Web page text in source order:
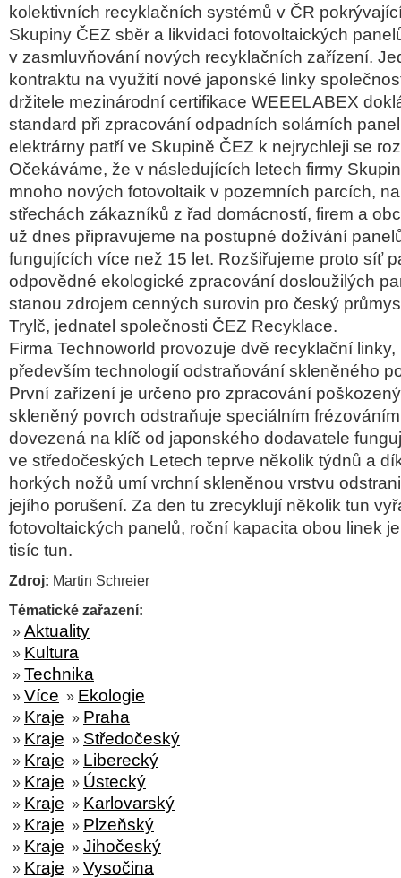
kolektivních recyklačních systémů v ČR
Skupiny ČEZ sběr a likvidaci fotovoltaických
v zasmluvňování nových recyklačních zařízení.
kontraktu na využití nové japonské linky
držitele mezinárodní certifikace WEEELABEX
standard při zpracování odpadních solárních
elektrárny patří ve Skupině ČEZ k nejrychleji se
Očekáváme, že v následujících letech firmy
mnoho nových fotovoltaik v pozemních parcích,
střechách zákazníků z řad domácností, firem a
už dnes připravujeme na postupné dožívání
fungujících více než 15 let. Rozšiřujeme proto síť
odpovědné ekologické zpracování dosloužilých
stanou zdrojem cenných surovin pro český
Trylč, jednatel společnosti ČEZ Recyklace.
Firma Technoworld provozuje dvě recyklační linky,
především technologií odstraňování skleněného
První zařízení je určeno pro zpracování
skleněný povrch odstraňuje speciálním
dovezená na klíč od japonského dodavatele
ve středočeských Letech teprve několik týdnů a
horkých nožů umí vrchní skleněnou vrstvu
jejího porušení. Za den tu zrecyklují několik tun
fotovoltaických panelů, roční kapacita obou linek
tisíc tun.
Zdroj: Martin Schreier
Tématické zařazení:
» Aktuality
» Kultura
» Technika
» Více » Ekologie
» Kraje » Praha
» Kraje » Středočeský
» Kraje » Liberecký
» Kraje » Ústecký
» Kraje » Karlovarský
» Kraje » Plzeňský
» Kraje » Jihočeský
» Kraje » Vysočina